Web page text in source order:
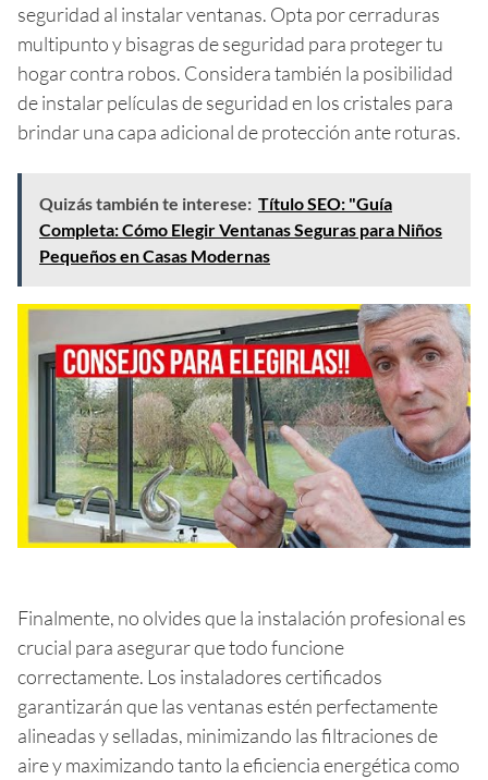
seguridad al instalar ventanas. Opta por cerraduras
multipunto y bisagras de seguridad para proteger tu
hogar contra robos. Considera también la posibilidad
de instalar películas de seguridad en los cristales para
brindar una capa adicional de protección ante roturas.
Quizás también te interese: Título SEO: "Guía
Completa: Cómo Elegir Ventanas Seguras para Niños
Pequeños en Casas Modernas
Finalmente, no olvides que la instalación profesional es
crucial para asegurar que todo funcione
correctamente. Los instaladores certificados
garantizarán que las ventanas estén perfectamente
alineadas y selladas, minimizando las filtraciones de
aire y maximizando tanto la eficiencia energética como